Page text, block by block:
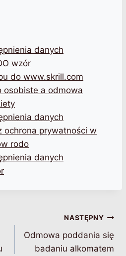
danych
wzór
do www.skrill.com
osobiste a odmowa
danych
ochrona prywatności w
rodo
danych
NASTĘPNY
Odmowa poddania się
badaniu alkomatem